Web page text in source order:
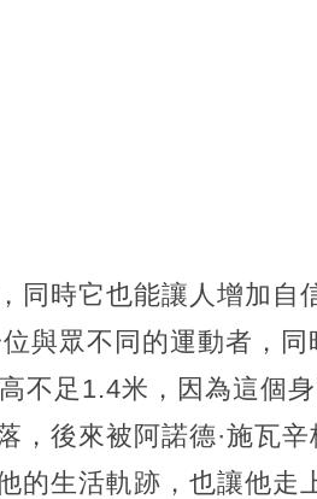
同時它也能讓人增加自
與眾不同的運動者，同
不足1.4米，因為這個
，後來被阿諾德·施瓦辛
的生活軌跡，也讓他走